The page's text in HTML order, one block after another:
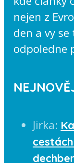
nejen z
den a vy
odpoledne
Jirka: